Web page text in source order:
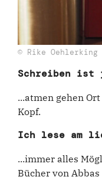
© Rike Oehlerking
Schreiben
...atmen gehen
Kopf.
Ich lese am
...immer alles
Bücher von